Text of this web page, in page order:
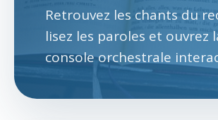
Retrouvez les chants du
lisez les paroles et ouvrez
console orchestrale